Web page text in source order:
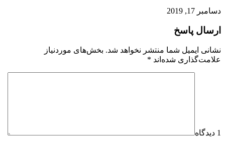
دسامبر 17, 2019
ارسال پاسخ
نشانی ایمیل شما منتشر نخواهد شد. بخش‌های موردنیاز
علامت‌گذاری شده‌اند *
1 دیدگاه